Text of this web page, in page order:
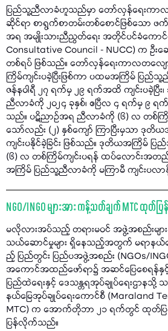
ပြည်သူ့ညီလာခံဟူသည်မှာ တော်လှန်ရေးကာလ
ဆိုင်ရာ စာရွက်စာတမ်းတစ်စောင်ဖြစ်သော
အရ အမျိုးသားညီညွတ်ရေး အတိုင်ပင်ခံကောင်
Consultative Council - NUCC) က ဦ
တစ်ရပ် ဖြစ်သည်။ တော်လှန်ရေးကာလတလ
ကြိမ်ကျင်းပခဲ့ပြီးဖြစ်ကာ ပထမအကြိမ် ပြည်
ဇန်နဝါရီ ၂၇ ရက်မှ ၂၉ ရက်အထိ ကျင်းပခဲ့ပြီ
ညီလာခံကို ၂၀၂၄ ခုနှစ်၊ ဧပြီလ ၄ ရက်မှ ၉
သည်။ ပဋိညာဉ်အရ ညီလာခံကို (၆) လ တစ်ကြိမ်က
သော်လည်း (၂) နှစ်ကျော် ကြာပြီးမှသာ ဒု
ကျင်းပနိုင်ခဲ့ခြင်း ဖြစ်သည်။ ဒုတိယအကြိမ်
(၆) လ တစ်ကြိမ်ကျင်းပရန် ထပ်လောင်းအတ
အကြိမ် ပြည်သူ့ညီလာခံကို မကြာမီ ကျင်းပလ
NGO/INGO များအား ကန့်သတ်ချက် MTC ထုတ်ပြန်
မလိုလားအပ်သည့် တရားမဝင် အဖွဲ့အစည်းများနှ
သယ်ဆောင်မှုများ ရှိနေသည့်အတွက် မရာနယ်
ည့် ပြည်တွင်း ပြည်ပအဖွဲ့အစည်း (NGOs/
အကောင်အထည်ဖော်ရာ၌ အဆင်ပြေစေရန်
ပြည်ထဲရေးနှင့် ဒေသန္တရအုပ်ချုပ်ရေးဌာနသို့
နယ်မြေအုပ်ချုပ်ရေးကောင်စီ (Maraland
MTC) က အောက်တိုဘာ ၂၁ ရက်တွင် ထုတ်ပြ
ပြန်လိုက်သည်။